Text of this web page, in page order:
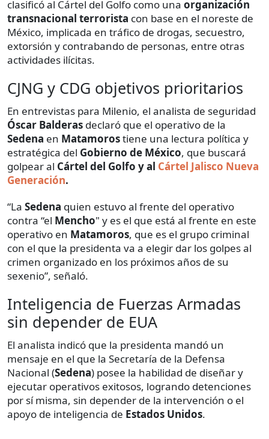
clasificó al Cártel del Golfo como una organización
transnacional terrorista con base en el noreste de
México, implicada en tráfico de drogas, secuestro,
extorsión y contrabando de personas, entre otras
actividades ilícitas.
CJNG y CDG objetivos prioritarios
En entrevistas para Milenio, el analista de seguridad
Óscar Balderas declaró que el operativo de la
Sedena en Matamorostiene una lectura política y
estratégica del Gobierno de México, que buscará
golpear al Cártel del Golfo y al Cártel Jalisco Nueva
Generación.
“La Sedena quien estuvo al frente del operativo
contra “el Mencho" y es el que está al frente en este
operativo en Matamoros, que es el grupo criminal
con el que la presidenta va a elegir dar los golpes al
crimen organizado en los próximos años de su
sexenio”, señaló.
Inteligencia de Fuerzas Armadas
sin depender de EUA
El analista indicó que la presidenta mandó un
mensaje en el que la Secretaría de la Defensa
Nacional (Sedena) posee la habilidad de diseñar y
ejecutar operativos exitosos, logrando detenciones
por sí misma, sin depender de la intervención o el
apoyo de inteligencia de Estados Unidos.